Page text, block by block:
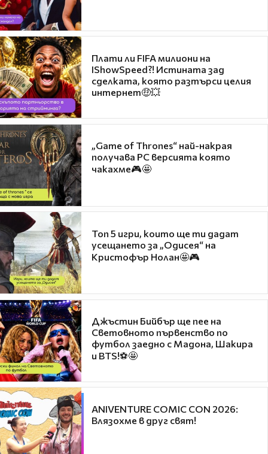
Плати ли FIFA милиони на
IShowSpeed?! Истината зад
сделката, която разтърси целия
интернет🤑💥
„Game of Thrones“ най-накрая
получава PC версията която
чакахме🎮🤩
Топ 5 игри, които ще ти дадат
усещането за „Одисея“ на
Кристофър Нолан🤩🎮
Джъстин Бийбър ще пее на
Световното първенство по
футбол заедно с Мадона, Шакира
и BTS!⚽🤩
ANIVENTURE COMIC CON 2026:
Влязохме в друг свят!